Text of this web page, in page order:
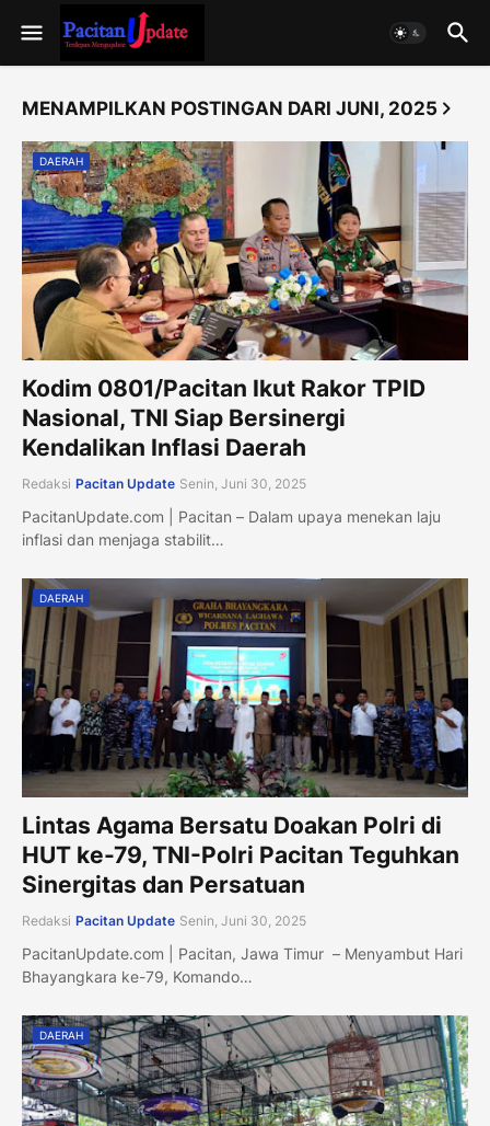
MENAMPILKAN POSTINGAN DARI JUNI, 2025
DAERAH
Kodim 0801/Pacitan Ikut Rakor TPID
Nasional, TNI Siap Bersinergi
Kendalikan Inflasi Daerah
Redaksi Pacitan Update Senin, Juni 30, 2025
PacitanUpdate.com | Pacitan – Dalam upaya menekan laju
inflasi dan menjaga stabilit…
DAERAH
Lintas Agama Bersatu Doakan Polri di
HUT ke-79, TNI-Polri Pacitan Teguhkan
Sinergitas dan Persatuan
Redaksi Pacitan Update Senin, Juni 30, 2025
PacitanUpdate.com | Pacitan, Jawa Timur – Menyambut Hari
Bhayangkara ke-79, Komando…
DAERAH